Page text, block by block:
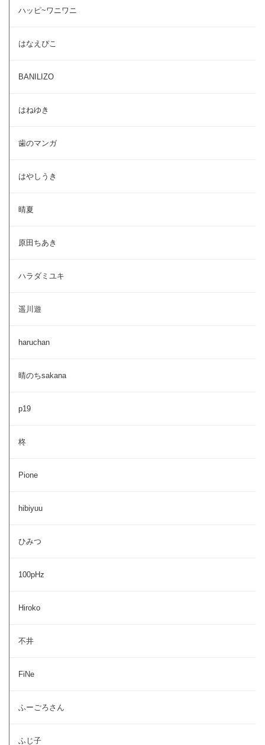
ハッピ~ワニワニ
はなえぴこ
BANILIZO
はねゆき
歯のマンガ
はやしうき
晴夏
原田ちあき
ハラダミユキ
遥川遊
haruchan
晴のちsakana
p19
柊
Pione
hibiyuu
ひみつ
100pHz
Hiroko
不井
FiNe
ふーごろさん
ふじ子